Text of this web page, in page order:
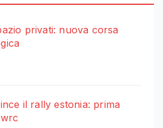
privati: nuova corsa
il rally estonia: prima